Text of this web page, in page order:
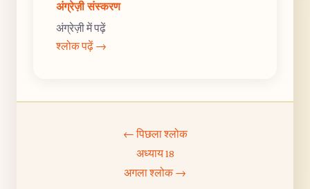
अंग्रेज़ी संस्करण
अंग्रेज़ी में पढ़ें
श्लोक पढ़ें →
← पिछला श्लोक
अध्याय 18
अगला श्लोक →